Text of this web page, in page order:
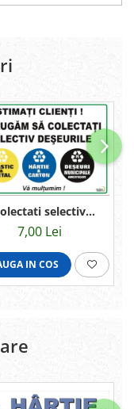
selectiv
30x20cm
7,00 Lei
IN COS